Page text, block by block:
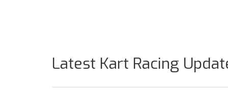
Latest Kart Racing